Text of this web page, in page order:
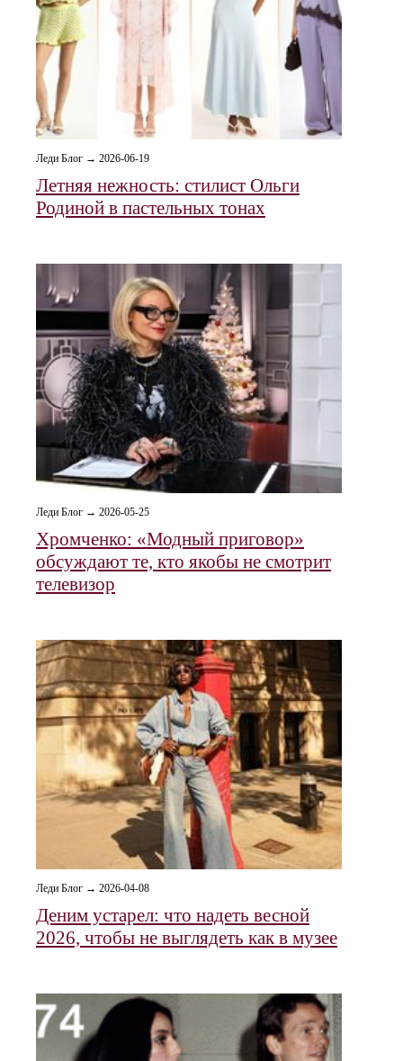
Леди Блог → 2026-06-19
Летняя нежность: стилист Ольги
Родиной в пастельных тонах
Леди Блог → 2026-05-25
Хромченко: «Модный приговор»
обсуждают те, кто якобы не смотрит
телевизор
Леди Блог → 2026-04-08
Деним устарел: что надеть весной
2026, чтобы не выглядеть как в музее